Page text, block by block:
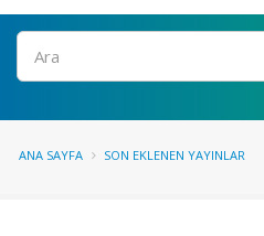
Ara
ANA SAYFA SON EKLENEN YAYINLAR